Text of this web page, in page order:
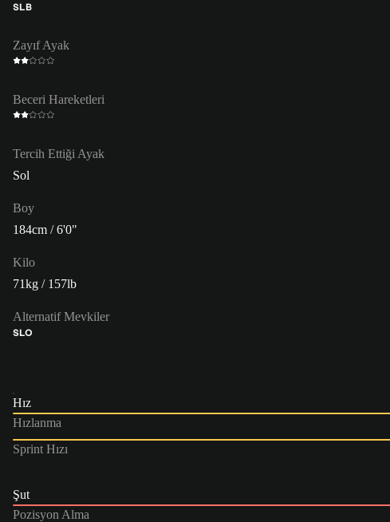
SLB
Zayıf Ayak
Beceri Hareketleri
Tercih Ettiği Ayak
Sol
Boy
184cm / 6'0"
Kilo
71kg / 157lb
Alternatif Mevkiler
SLO
Hız
Hızlanma
Sprint Hızı
Şut
Pozisyon Alma